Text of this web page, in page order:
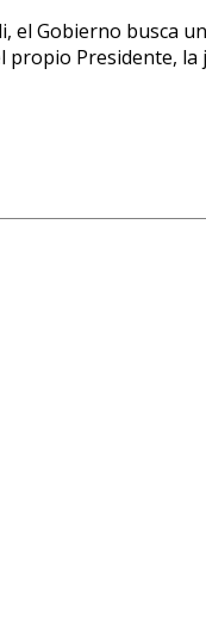
el Gobierno busca
propio Presidente,